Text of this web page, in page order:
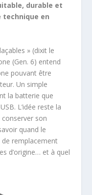
durable et
technique en
» (dixit le
(Gen. 6) entend
pouvant être
Un simple
la batterie que
L’idée reste la
son
quand le
remplacement
d’origine… et à quel